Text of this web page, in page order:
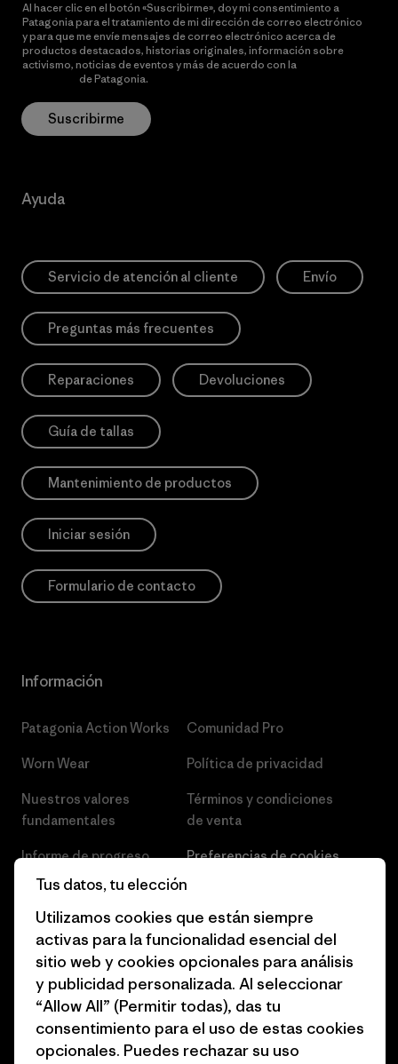
Al hacer clic en el botón «Suscribirme», doy mi consentimiento a
Patagonia para el tratamiento de mi dirección de correo electrónico
y para que me envíe mensajes de correo electrónico acerca de
productos destacados, historias originales, información sobre
activismo, noticias de eventos y más de acuerdo con la
de Patagonia.
Suscribirme
Ayuda
Servicio de atención al cliente Envío
Preguntas más frecuentes
Reparaciones Devoluciones
Guía de tallas
Mantenimiento de productos
Iniciar sesión
Formulario de contacto
Información
Patagonia Action Works
Worn Wear
Nuestros valores
fundamentales
Informe de progreso
Business Unusual
Objetivos climáticos
1% for the Planet
Cómo financiamos
Tarjetas regalo
Comunidad Pro
Política de privacidad
Términos y condiciones
de venta
Preferencias de cookies
Empleo
Prensa
Programa para profesionales
del sector
Programa de afiliados
Mapa del sitio Patagonia
Tus datos, tu elección
Utilizamos cookies que están siempre
activas para la funcionalidad esencial del
sitio web y cookies opcionales para análisis
y publicidad personalizada. Al seleccionar
“Allow All” (Permitir todas), das tu
consentimiento para el uso de estas cookies
opcionales. Puedes rechazar su uso